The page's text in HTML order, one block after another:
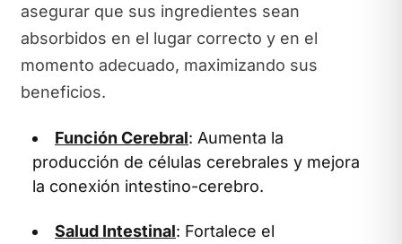
asegurar que sus ingredientes sean
absorbidos en el lugar correcto y en el
momento adecuado, maximizando sus
beneficios.
Función Cerebral: Aumenta la
producción de células cerebrales y mejora
la conexión intestino-cerebro.
Salud Intestinal: Fortalece el